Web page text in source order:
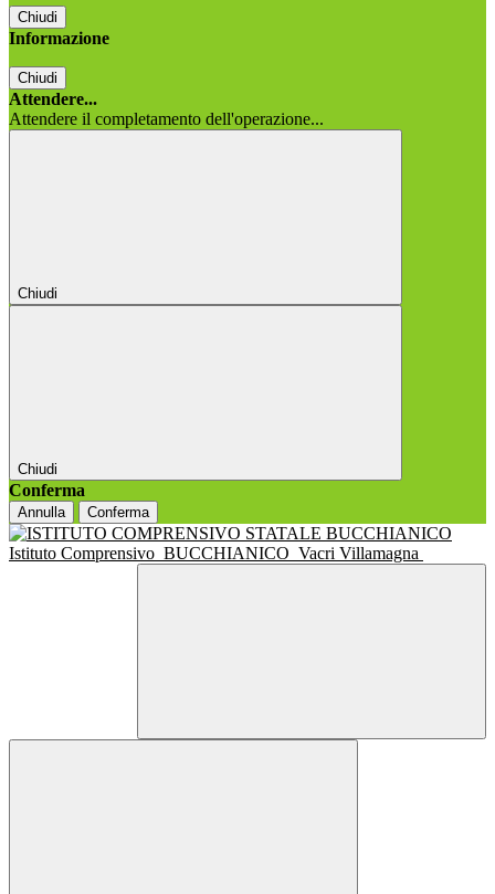
Chiudi
Informazione
Chiudi
Attendere...
Attendere il completamento dell'operazione...
Chiudi
Chiudi
Conferma
Annulla Conferma
Istituto Comprensivo BUCCHIANICO Vacri Villamagna